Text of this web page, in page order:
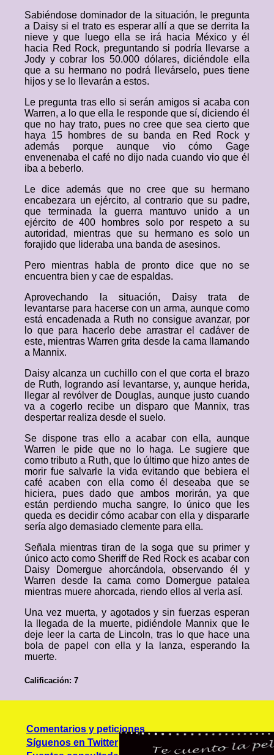
Sabiéndose dominador de la situación, le pregunta
a Daisy si el trato es esperar allí a que se derrita la
nieve y que luego ella se irá hacia México y él
hacia Red Rock, preguntando si podría llevarse a
Jody y cobrar los 50.000 dólares, diciéndole ella
que a su hermano no podrá llevárselo, pues tiene
hijos y se lo llevarán a estos.
Le pregunta tras ello si serán amigos si acaba con
Warren, a lo que ella le responde que sí, diciendo él
que no hay trato, pues no cree que sea cierto que
haya 15 hombres de su banda en Red Rock y
además porque aunque vio cómo Gage
envenenaba el café no dijo nada cuando vio que él
iba a beberlo.
Le dice además que no cree que su hermano
encabezara un ejército, al contrario que su padre,
que terminada la guerra mantuvo unido a un
ejército de 400 hombres solo por respeto a su
autoridad, mientras que su hermano es solo un
forajido que lideraba una banda de asesinos.
Pero mientras habla de pronto dice que no se
encuentra bien y cae de espaldas.
Aprovechando la situación, Daisy trata de
levantarse para hacerse con un arma, aunque como
está encadenada a Ruth no consigue avanzar, por
lo que para hacerlo debe arrastrar el cadáver de
este, mientras Warren grita desde la cama llamando
a Mannix.
Daisy alcanza un cuchillo con el que corta el brazo
de Ruth, logrando así levantarse, y, aunque herida,
llegar al revólver de Douglas, aunque justo cuando
va a cogerlo recibe un disparo que Mannix, tras
despertar realiza desde el suelo.
Se dispone tras ello a acabar con ella, aunque
Warren le pide que no lo haga. Le sugiere que
como tributo a Ruth, que lo último que hizo antes de
morir fue salvarle la vida evitando que bebiera el
café acaben con ella como él deseaba que se
hiciera, pues dado que ambos morirán, ya que
están perdiendo mucha sangre, lo único que les
queda es decidir cómo acabar con ella y dispararle
sería algo demasiado clemente para ella.
Señala mientras tiran de la soga que su primer y
único acto como Sheriff de Red Rock es acabar con
Daisy Domergue ahorcándola, observando él y
Warren desde la cama como Domergue patalea
mientras muere ahorcada, riendo ellos al verla así.
Una vez muerta, y agotados y sin fuerzas esperan
la llegada de la muerte, pidiéndole Mannix que le
deje leer la carta de Lincoln, tras lo que hace una
bola de papel con ella y la lanza, esperando la
muerte.
Calificación: 7
Comentarios y peticiones
Síguenos en Twitter